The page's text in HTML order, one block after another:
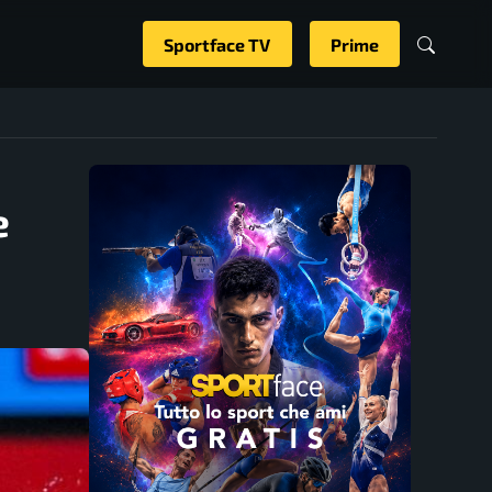
Sportface TV Prime